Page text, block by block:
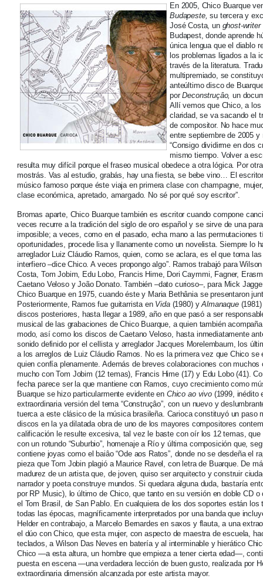
En 2005, Chico Buarque
Budapeste, su tercera y
José Costa, un ghost-writer
Budapest, donde aprende
única lengua que el diablo
los problemas ligados a la
través de la literatura.
multipremiado, se
anteúltimo disco de
porDeconstruçâo, un
Allí vemos que Chico, a
claridad, se va sacando el
de compositor. No hace
entre septiembre de 2005
“Consigo dividirme en dos
mismo tiempo. Volver a
resulta muy difícil porque el fraseo musical obedece a otra lógica. Por
mostrás. Vas al estudio, grabás, hay una fiesta, se bebe vino… El
músico famoso porque éste viaja en primera clase con champagne,
clase económica, apretado, amargado. No sé por qué soy escritor”.
Bromas aparte, Chico Buarque también es escritor cuando compone
veces recurre a la tradición del siglo de oro español y se sirve de una
imposible; a veces, como en el pasado, echa mano a las permutaciones
oportunidades, procede lisa y llanamente como un novelista. Siempre lo
arreglador Luiz Cláudio Ramos, quien, como se aclara, es el que toma
interfiero –dice Chico. A veces propongo algo”. Ramos trabajó para
Costa, Tom Jobim, Edu Lobo, Francis Hime, Dori Caymmi, Fagner,
Caetano Veloso y João Donato. También –dato curioso–, para Mick
Chico Buarque en 1975, cuando éste y Maria Bethânia se presentaron
Posteriormente, Ramos fue guitarrista en Vida (1980) yAlmanaque
discos posteriores, hasta llegar a 1989, año en que pasó a ser
musical de las grabaciones de Chico Buarque, a quien también
modo, así como los discos de Caetano Veloso, hasta inmediatamente
sonido definido por el cellista y arreglador Jacques Morelembaum, los
a los arreglos de Luiz Cláudio Ramos. No es la primera vez que Chico
quien confía plenamente. Además de breves colaboraciones con
mucho con Tom Jobim (12 temas), Francis Hime (17) y Edu Lobo (41).
fecha parece ser la que mantiene con Ramos, cuyo crecimiento como
Buarque se hizo particularmente evidente en Chico ao vivo(1999, inédito
extraordinaria versión del tema “Construçâo”, con un nuevo y
tuerca a este clásico de la música brasileña. Carioca constituyó un
discos en la ya dilatada obra de uno de los mayores compositores
calificación le resulte excesiva, tal vez le baste con oír los 12 temas,
con un rotundo “Suburbio”, homenaje a Río y última composición que,
contiene joyas como el baiâo “Ode aos Ratos”, donde no se desdeña el
pieza que Tom Jobin plagió a Maurice Ravel, con letra de Buarque. De
madurez de un artista que, de joven, quiso ser arquitecto y construir
narrador y poeta construye mundos. Si quedara alguna duda, bastaría
por RP Music), lo último de Chico, que tanto en su versión en doble CD
el Tom Brasil, de San Pablo. En cualquiera de los dos soportes están
todas las épocas, magníficamente interpretados por una banda que
Helder en contrabajo, a Marcelo Bernardes en saxos y flauta, a una
el dúo con Chico, que esta mujer, con aspecto de maestra de escuela,
teclados, a Wilson Das Neves en batería y al interminable y hierático
Chico —a esta altura, un hombre que empieza a tener cierta edad—,
puesta en escena —una verdadera lección de buen gusto, realizada por
extraordinaria dimensión alcanzada por este artista mayor.